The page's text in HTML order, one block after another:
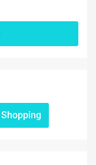
Shopping